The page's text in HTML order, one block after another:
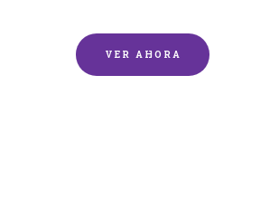
VER AHORA